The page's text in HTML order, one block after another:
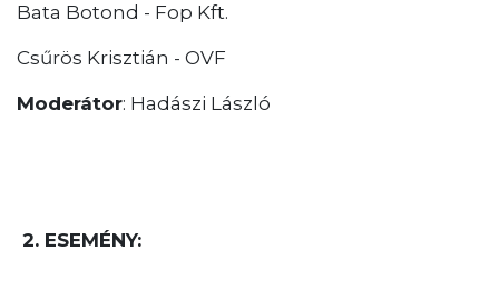
Bata Botond - Fop Kft.
Csűrös Krisztián - OVF
Moderátor: Hadászi László
2. ESEMÉNY: